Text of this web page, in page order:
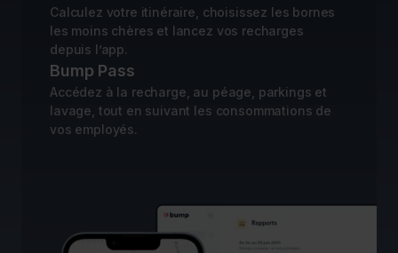
Calculez votre itinéraire, choisissez les bornes
les moins chères et lancez vos recharges
depuis l’app.
Bump Pass
Accédez à la recharge, au péage, parkings et
lavage, tout en suivant les consommations de
vos employés.